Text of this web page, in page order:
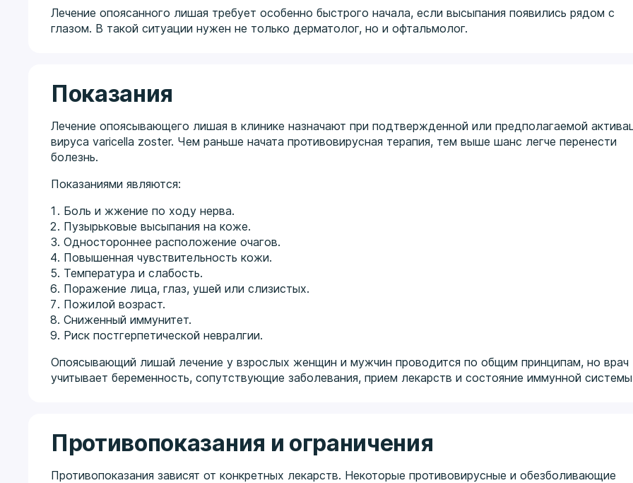
Лечение опоясанного лишая требует особенно быстрого начала, если высыпания появились рядом с
глазом. В такой ситуации нужен не только дерматолог, но и офтальмолог.
Показания
Лечение опоясывающего лишая в клинике назначают при подтвержденной или предполагаемой
вируса varicella zoster. Чем раньше начата противовирусная терапия, тем выше шанс легче перенести
болезнь.
Показаниями являются:
Боль и жжение по ходу нерва.
Пузырьковые высыпания на коже.
Одностороннее расположение очагов.
Повышенная чувствительность кожи.
Температура и слабость.
Поражение лица, глаз, ушей или слизистых.
Пожилой возраст.
Сниженный иммунитет.
Риск постгерпетической невралгии.
Опоясывающий лишай лечение у взрослых женщин и мужчин проводится по общим принципам, но врач
учитывает беременность, сопутствующие заболевания, прием лекарств и состояние иммунной
Противопоказания и ограничения
Противопоказания зависят от конкретных лекарств. Некоторые противовирусные и обезболивающие